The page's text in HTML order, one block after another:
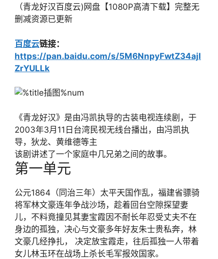
（青龙好汉百度云)网盘【1080P高清下载】完整无
删减资源已更新
百度云链接：
https://pan.baidu.com/s/5M6NnpyFwtZ34ajI
ZrYULLk
《青龙好汉》是由冯凯执导的古装电视连续剧，于
2003年3月11日台湾民视无线台播出，由冯凯执
导，狄龙、黄维德等主
该剧讲述了一个家庭中几兄弟之间的故事。
第一单元
公元1864（同治三年）太平天国作乱，福建省骠骑
将军林文豪连年争战沙场，趁着回台空隙探望妻
儿，不料竟撞见其妻宝霞因不耐长年忍受丈夫不在
身边的孤独，决心与文豪多年好友朱士贵私奔，林
文豪几经挣扎， 决定放宝霞走，往后孤独一人带着
女儿林玉环在战场上杀长毛军报效国家。